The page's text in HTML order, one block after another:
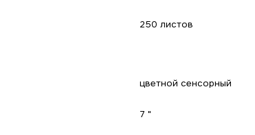
250 листов
цветной сенсорный
7 "